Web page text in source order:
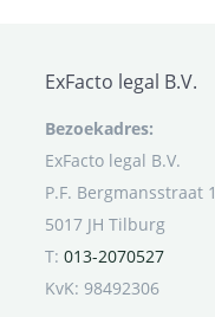
ExFacto legal B.V.
Bezoekadres:
ExFacto legal B.V.
P.F. Bergmansstraat 1
5017 JH Tilburg
T: 013-2070527
KvK: 98492306